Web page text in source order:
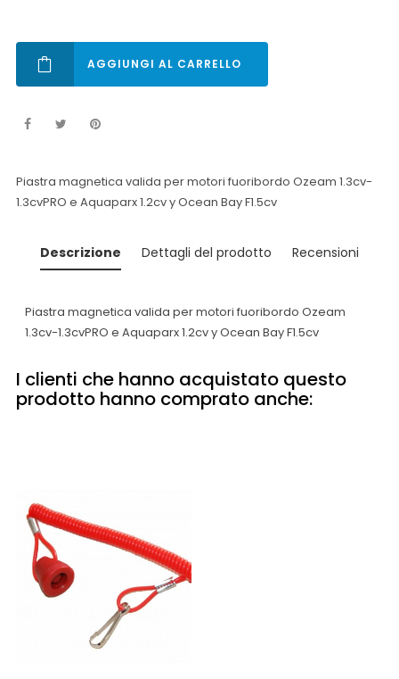
AGGIUNGI AL CARRELLO
Piastra magnetica valida per motori fuoribordo Ozeam 1.3cv-
1.3cvPRO e Aquaparx 1.2cv y Ocean Bay F1.5cv
Descrizione Dettagli del prodotto Recensioni
Piastra magnetica valida per motori fuoribordo Ozeam
1.3cv-1.3cvPRO e Aquaparx 1.2cv y Ocean Bay F1.5cv
I clienti che hanno acquistato questo
prodotto hanno comprato anche: